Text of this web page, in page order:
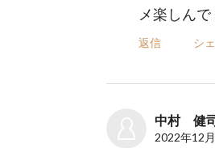
メ楽しん
返信 シ
中村 健
2022年12